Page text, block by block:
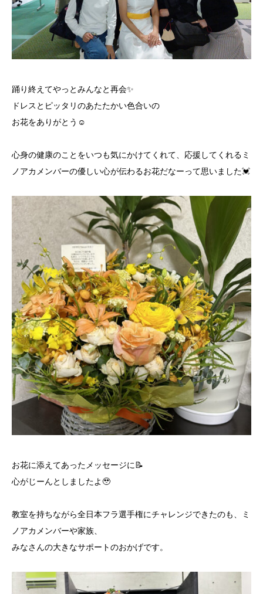
踊り終えてやっとみんなと再会✨
ドレスとピッタリのあたたかい色合いの
お花をありがとう☺️
心身の健康のことをいつも気にかけてくれて、応援してくれるミ
ノアカメンバーの優しい心が伝わるお花だなーって思いました💓
お花に添えてあったメッセージに📝
心がじーんとしましたよ🥹
教室を持ちながら全日本フラ選手権にチャレンジできたのも、ミ
ノアカメンバーや家族、
みなさんの大きなサポートのおかげです。